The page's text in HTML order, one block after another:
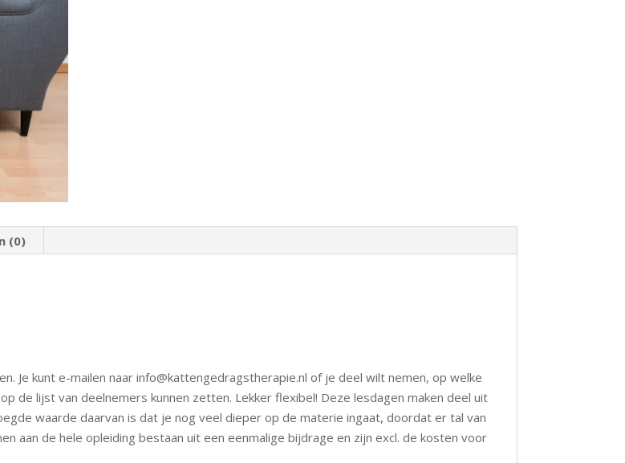
(0)
Je kunt e-mailen naar info@kattengedragstherapie.nl of je deel wilt nemen, op welke
de lijst van deelnemers kunnen zetten. Lekker flexibel! Deze lesdagen maken deel uit
waarde daarvan is dat je nog veel dieper op de materie ingaat, doordat er tal van
aan de hele opleiding bestaan uit een eenmalige bijdrage en zijn excl. de kosten voor